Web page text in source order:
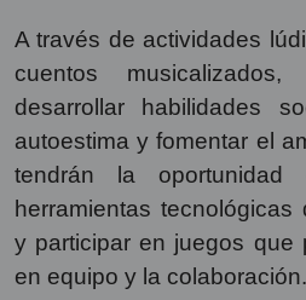
A través de actividades
cuentos
desarrollar habilidades
autoestima y fomentar el
tendrán la oportunidad
herramientas tecnológicas
y participar en juegos que
en equipo y la colaboración.